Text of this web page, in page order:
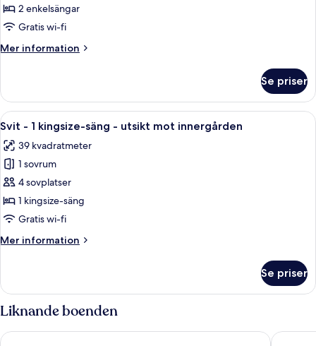
2 enkelsängar
Gratis wi-fi
Mer information
Mer
Se priser
Öppna
alla
foton
för
Svit
-
1
säng
mot
innergården
Ett hotellrum med en säng,
5
Svit - 1 kingsize-säng - utsikt mot innergården
39 kvadratmeter
1 sovrum
4 sovplatser
1 kingsize-säng
Gratis wi-fi
Mer information
Mer
-
1
kingsize-
säng
-
Se priser
Liknande boenden
Austria Trend Hotel Savoyen Vienna Hotel